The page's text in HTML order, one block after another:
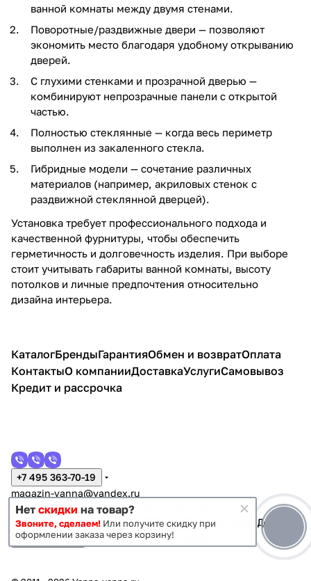
ванной комнаты между двумя стенами.
Поворотные/раздвижные двери — позволяют
экономить место благодаря удобному открыванию
дверей.
С глухими стенками и прозрачной дверью —
комбинируют непрозрачные панели с открытой
частью.
Полностью стеклянные — когда весь периметр
выполнен из закаленного стекла.
Гибридные модели — сочетание различных
материалов (например, акриловых стенок с
раздвижной стеклянной дверцей).
Установка требует профессионального подхода и
качественной фурнитуры, чтобы обеспечить
герметичность и долговечность изделия. При выборе
стоит учитывать габариты ванной комнаты, высоту
потолков и личные предпочтения относительно
дизайна интерьера.
КаталогБрендыГарантияОбмен и возвратОплата
КонтактыО компанииДоставкаУслугиСамовывоз
Кредит и рассрочка
+7 495 363-70-19
magazin-vanna@yandex.ru
г. Москва, Митино, улица Пятницкое шоссе 47
Темная тема Конфиденциальность
Нет скидки на товар?
Звоните, сделаем! Или получите скидку при
оформлении заказа через корзину!